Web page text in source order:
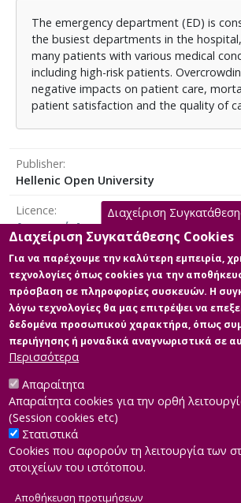
The emergency department (ED) is
the busiest departments in the
many patients with various medical
including high-risk patients.
negative impacts on patient care,
patient satisfaction and the quality of
Publisher
Hellenic Open University
Licence
Αναφορά Δημιουργού 4.0 Διεθνές
Main Files
Full text
Description:
Διαχείριση
Διαχείριση Συγκατάθεσης Cookies
Για να παρέχουμε την καλύτερη εμπειρία,
τεχνολογίες όπως cookies για την
πρόσβαση σε πληροφορίες συσκευών. Η
λόγω τεχνολογίες θα μας επιτρέψει να
δεδομένα προσωπικού χαρακτήρα, όπως
περιήγησης ή μοναδικά αναγνωριστικά σε
Περισσότερα
Απαραίτητα
Απαραίτητα cookies για την ορθή
(Session cookies etc)
Στατιστικά
Cookies που αφορούν τη λειτουργία των
στοιχείων του ιστότοπου.
Αποθήκευση προτιμήσεων